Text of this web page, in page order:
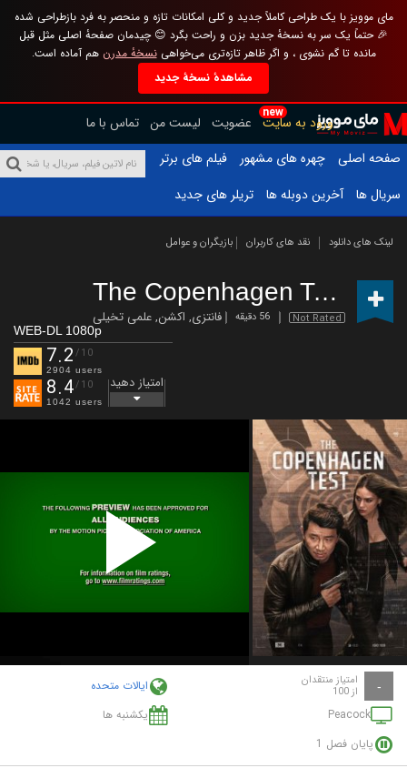
مای موویز با یک طراحی کاملاً جدید و کلی امکانات تازه و منحصر به فرد بازطراحی شده
🎉 حتماً یک سر به نسخهٔ جدید بزن و راحت بگرد 😊 چیدمان صفحهٔ اصلی مثل قبل
مانده تا گم نشوی ، و اگر ظاهر تازه‌تری می‌خواهینسخهٔ مدرن هم آماده است.
مشاهدهٔ نسخهٔ جدید
new
ورود به سایت عضویت لیست من تماس با ما
صفحه اصلی
چهره های مشهور
فیلم های برتر
سریال ها
آخرین دوبله ها تریلر های جدید
لینک های دانلود نقد های کاربران بازیگران و عوامل
The Copenhagen Test
Not Rated 56 دقیقه فانتزی, اکشن,علمی تخیلی
WEB-DL 1080p
7.2 /10
2904 users
8.4/10
1042 users
امتیاز دهید
Play
Video
- امتیاز منتقدان
از 100
ایالات متحده
Peacock
یکشنبه ها
پایان فصل 1